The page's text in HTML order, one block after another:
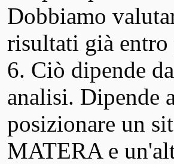
Dobbiamo
risultati già
6. Ciò dipende
analisi. Dipende
posizionare un
MATERA e